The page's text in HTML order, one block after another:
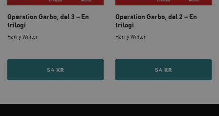
Operation Garbo, del 3 – En
trilogi
Harry Winter
54 KR
Operation Garbo, del 2 – En
trilogi
Harry Winter
54 KR
timbro.se
{32}